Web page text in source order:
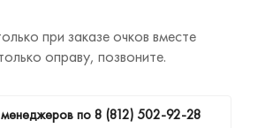
при заказе очков вместе
оправу, позвоните.
по8 (812) 502-92-28